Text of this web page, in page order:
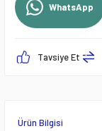
WhatsApp
Tavsiye Et
Ürün Bilgisi